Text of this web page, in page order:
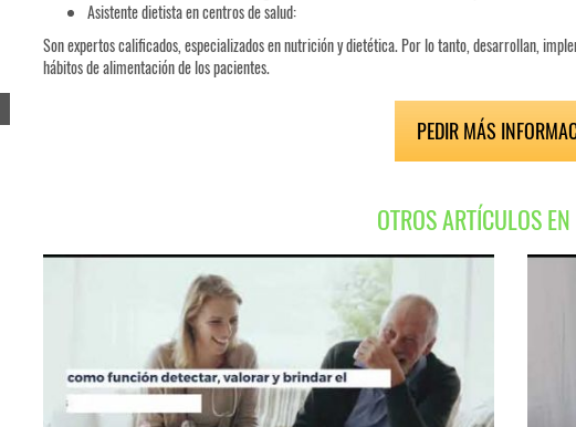
Asistente dietista en centros de salud:
Son expertos calificados, especializados en nutrición y dietética. Por lo tanto, desarrollan,
hábitos de alimentación de los pacientes.
PEDIR MÁS
OTROS ARTÍCULOS